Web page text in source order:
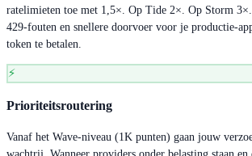
ratelimieten toe met 1,5×. Op Tide 2×. Op Storm
429-fouten en snellere doorvoer voor je productie-
token te betalen.
⚡
Prioriteitsroutering
Vanaf het Wave-niveau (1K punten) gaan jouw